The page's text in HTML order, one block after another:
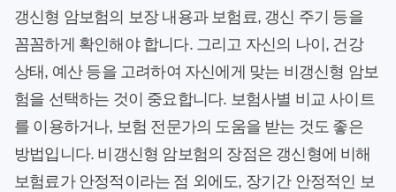
갱신형 암보험의 보장 내용과 보험료, 갱신 주기 등을
꼼꼼하게 확인해야 합니다. 그리고 자신의 나이, 건강
상태, 예산 등을 고려하여 자신에게 맞는 비갱신형 암보
험을 선택하는 것이 중요합니다. 보험사별 비교 사이트
를 이용하거나, 보험 전문가의 도움을 받는 것도 좋은
방법입니다. 비갱신형 암보험의 장점은 갱신형에 비해
보험료가 안정적이라는 점 외에도, 장기간 안정적인 보